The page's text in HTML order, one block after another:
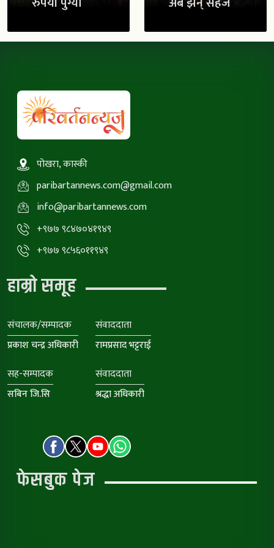
पोखरा, कास्की
paribartannews.com@gmail.com
info@paribartannews.com
+९७७ ९८४७०४१९४९
+९७७ ९८५६०११९४९
हाम्रो समूह
संचालक/सम्पादक
प्रकाश चन्द्र अधिकारी
संवाददाता
रामप्रसाद भट्टराई
सह-सम्पादक
सबिन जि.सि
संवाददाता
श्रद्धा अधिकारी
फेसबुक पेज